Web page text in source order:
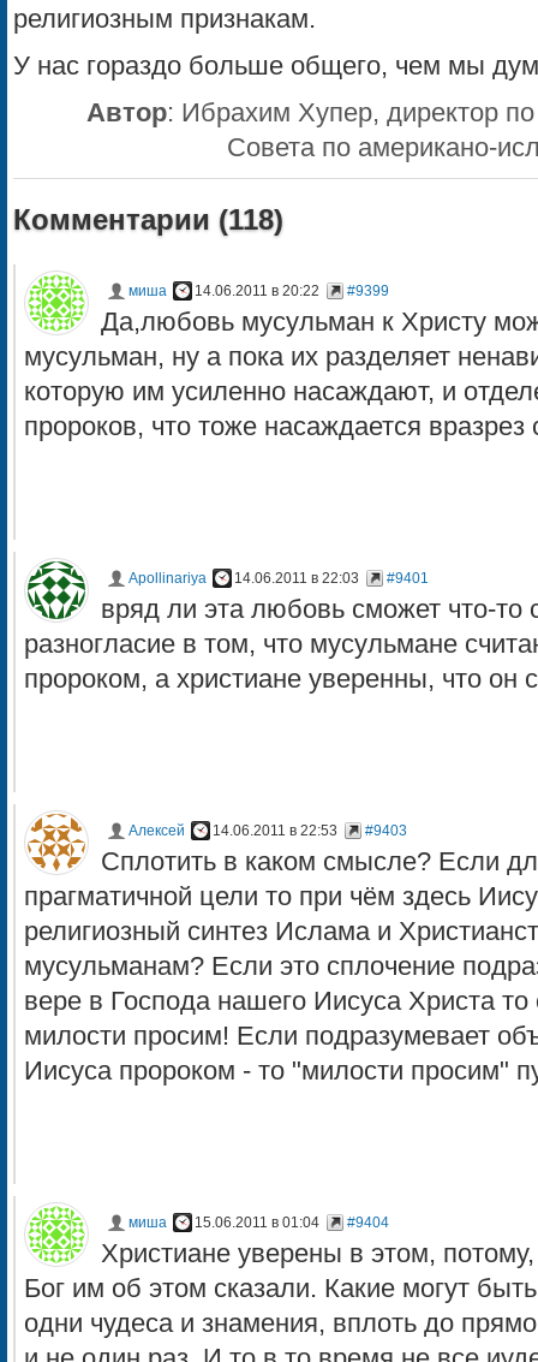
религиозным признакам.
У нас гораздо больше общего, чем мы
Автор: Ибрахим Хупер, директор
Совета по американо-
Комментарии (118)
миша 14.06.2011 в 20:22 #9399
Да,любовь мусульман к Христу
мусульман, ну а пока их разделяет
которую им усиленно насаждают, и
пророков, что тоже насаждается
Apollinariya 14.06.2011 в 22:03 #9401
вряд ли эта любовь сможет что-то
разногласие в том, что мусульмане
пророком, а христиане уверенны, что он
Алексей 14.06.2011 в 22:53 #9403
Сплотить в каком смысле? Если
прагматичной цели то при чём здесь
религиозный синтез Ислама и
мусульманам? Если это сплочение
вере в Господа нашего Иисуса Христа то
милости просим! Если подразумевает
Иисуса пророком - то "милости просим"
миша 15.06.2011 в 01:04 #9404
Христиане уверены в этом,
Бог им об этом сказали. Какие могут
одни чудеса и знамения, вплоть до